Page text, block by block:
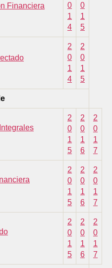
Financiera
0
1
4
0
1
5
2
0
1
4
2
0
1
5
2
0
1
5
2
0
1
6
2
0
1
7
2
0
1
5
2
0
1
6
2
0
1
7
2
0
1
5
2
0
1
6
2
0
1
7